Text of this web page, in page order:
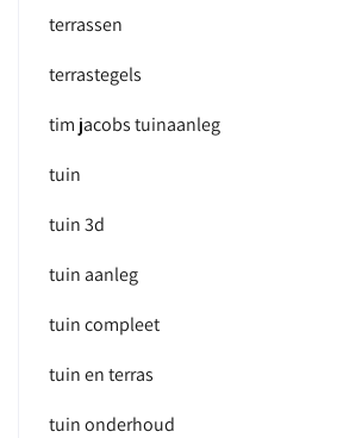
terrassen
terrastegels
tim jacobs tuinaanleg
tuin
tuin 3d
tuin aanleg
tuin compleet
tuin en terras
tuin onderhoud